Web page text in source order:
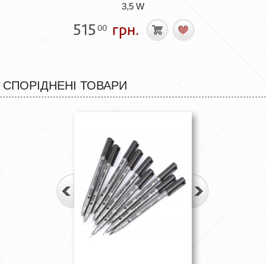
3,5 W
515 00 грн.
СПОРІДНЕНІ ТОВАРИ